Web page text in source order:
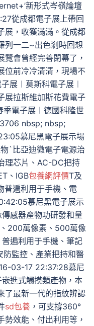
新形式岑嶺論壇
從成都電子展上帶回
展，收獲滿滿。從成都
列一二~出色剎時回想
會曾經完善閉幕了，
位前冷冷清清，現場不
展︱莫斯科電子展︱
展拉斯維加斯花費電子
電子展︱德國科隆世
nbsp; nbsp;
慕尼黑電子展示場
`比亞迪微電子電源治
理芯片、AC-DC把持
、IGB包養網評價T及
普遍利用于手機、電
慕尼黑電子展示
感器產物功研發和量
200萬像素、500萬像
遍利用于手機、筆記
監控、產業把持和醫
03-17 22:37:28慕尼
進式觸摸類產物，本
了最新一代的指紋辨認
sd包養 ，可支撐360°
效能、付出利用等，